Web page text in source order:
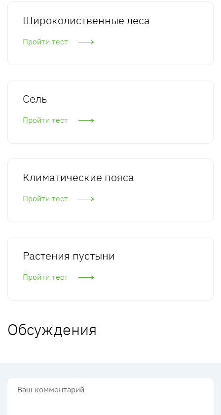
Широколиственные леса
Пройти тест
Сель
Пройти тест
Климатические пояса
Пройти тест
Растения пустыни
Пройти тест
Обсуждения